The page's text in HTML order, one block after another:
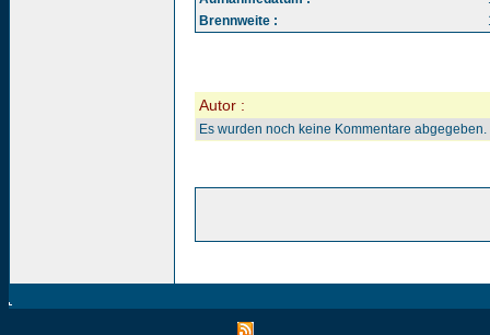
Brennweite :
Autor :
Es wurden noch keine Kommentare abgegeben.